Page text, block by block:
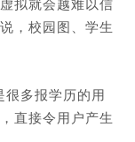
拟就会越难以信
，校园图、学生
很多报学历的用
直接令用户产生